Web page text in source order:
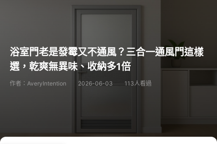
浴室門老是發霉又不通風？三合一通風門這樣
選，乾爽無異味、收納多1倍
作者：AveryIntention 2026-06-03 113人看過